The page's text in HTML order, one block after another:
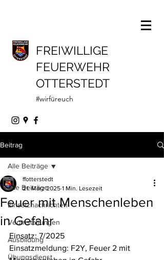
FREIWILLIGE
FEUERWEHR
OTTERSTEDT
#wirfüreuch
Beitrag
Alle Beiträge
Einsatznachrichten
Veranstaltungen
Ausbildung
Übungsdienst
Alle Beiträge
Feuer mit Menschenleben
in Gefahr
ffotterstedt
21. März 2025 1 Min. Lesezeit
Einsatz: 7/2025
Einsatzmeldung: F2Y, Feuer 2 mit